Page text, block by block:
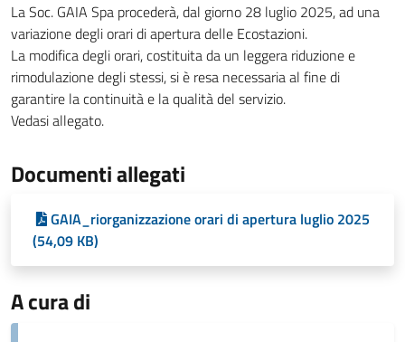
La Soc. GAIA Spa procederà, dal giorno 28 luglio 2025, ad una
variazione degli orari di apertura delle Ecostazioni.
La modifica degli orari, costituita da un leggera riduzione e
rimodulazione degli stessi, si è resa necessaria al fine di
garantire la continuità e la qualità del servizio.
Vedasi allegato.
Documenti allegati
GAIA_riorganizzazione orari di apertura luglio 2025
(54,09 KB)
A cura di